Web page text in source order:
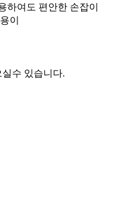
하여도 편안한 손잡이
이
수 있습니다.